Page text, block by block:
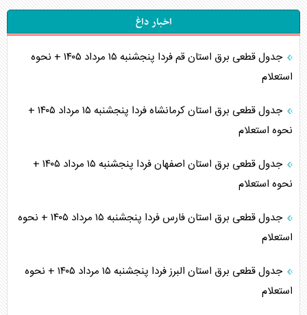
اخبار داغ
جدول قطعی برق استان قم فردا پنجشنبه ۱۵ مرداد ۱۴۰۵ + نحوه
استعلام
جدول قطعی برق استان کرمانشاه فردا پنجشنبه ۱۵ مرداد ۱۴۰۵ +
نحوه استعلام
جدول قطعی برق استان اصفهان فردا پنجشنبه ۱۵ مرداد ۱۴۰۵ +
نحوه استعلام
جدول قطعی برق استان فارس فردا پنجشنبه ۱۵ مرداد ۱۴۰۵ + نحوه
استعلام
جدول قطعی برق استان البرز فردا پنجشنبه ۱۵ مرداد ۱۴۰۵ + نحوه
استعلام